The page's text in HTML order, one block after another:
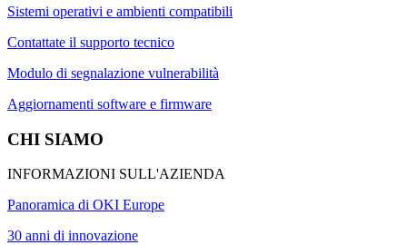
Sistemi operativi e ambienti compatibili
Contattate il supporto tecnico
Modulo di segnalazione vulnerabilità
Aggiornamenti software e firmware
CHI SIAMO
INFORMAZIONI SULL'AZIENDA
Panoramica di OKI Europe
30 anni di innovazione